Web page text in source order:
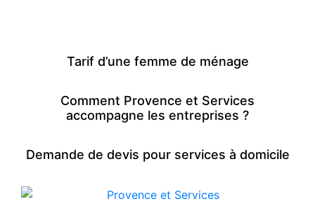
Tarif d’une femme de ménage
Comment Provence et Services
accompagne les entreprises ?
Demande de devis pour services à domicile